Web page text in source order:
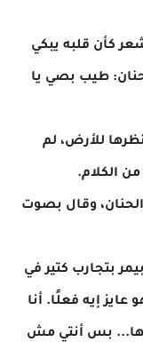
كأن قلبه يبكي
طيب بصي يا
للأرض، لم
الكلام.
وقال بصوت
بتجارب كتير في
إيه فعلًا. أنا
بس أنتي مش